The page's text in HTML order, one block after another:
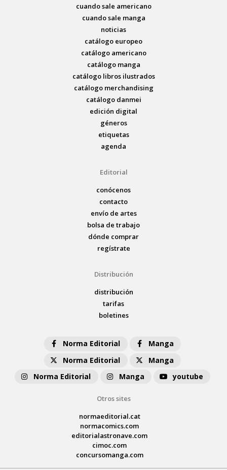
cuando sale americano
cuando sale manga
noticias
catálogo europeo
catálogo americano
catálogo manga
catálogo libros ilustrados
catálogo merchandising
catálogo danmei
edición digital
géneros
etiquetas
agenda
Editorial
conócenos
contacto
envío de artes
bolsa de trabajo
dónde comprar
regístrate
Distribución
distribución
tarifas
boletines
Norma Editorial
Manga
Norma Editorial
Manga
Norma Editorial
Manga youtube
Otros sites
normaeditorial.cat
normacomics.com
editorialastronave.com
cimoc.com
concursomanga.com